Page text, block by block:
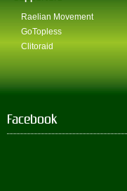
Raelian Movement
GoTopless
Clitoraid
Facebook